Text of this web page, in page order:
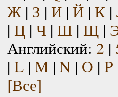
Ж| З | И| Й| К|
| Ц| Ч| Ш| Щ|
Английский: 2 |
| L| M | N | O | P
[Все]